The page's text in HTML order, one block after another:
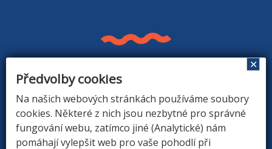
Základní škola a Mateřská škola v Rapšachu
378 07 Rapšach 290
GPS souřadnice: 48.8779183N, 14.9374494E
Předvolby cookies
Na našich webových stránkách používáme soubory
cookies. Některé z nich jsou nezbytné pro správné
fungování webu, zatímco jiné (Analytické) nám
pomáhají vylepšit web pro vaše pohodlí při
✕